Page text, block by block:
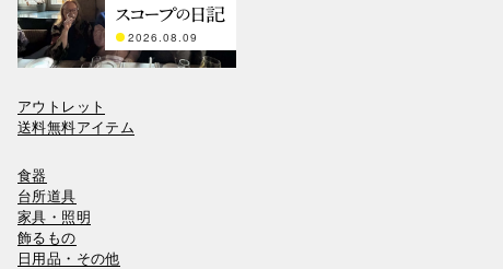
2026.08.09
アウトレット
送料無料アイテム
食器
台所道具
家具・照明
飾るもの
日用品・その他